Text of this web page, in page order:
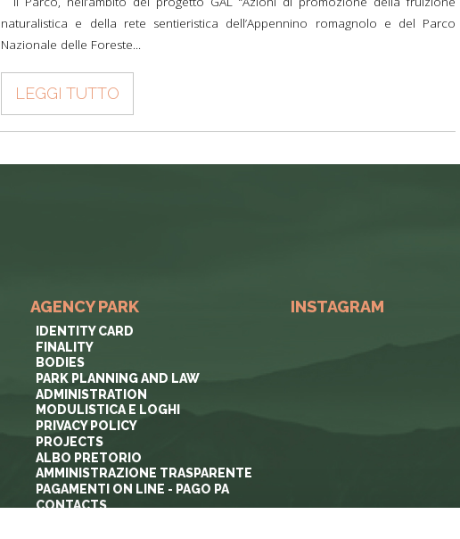
naturalistica e della rete sentieristica dell’Appennino romagnolo e del Parco
Nazionale delle Foreste...
LEGGI TUTTO
AGENCY PARK
IDENTITY CARD
FINALITY
BODIES
PARK PLANNING AND LAW
ADMINISTRATION
MODULISTICA E LOGHI
PRIVACY POLICY
PROJECTS
ALBO PRETORIO
AMMINISTRAZIONE TRASPARENTE
PAGAMENTI ON LINE - PAGO PA
CONTACTS
INSTAGRAM